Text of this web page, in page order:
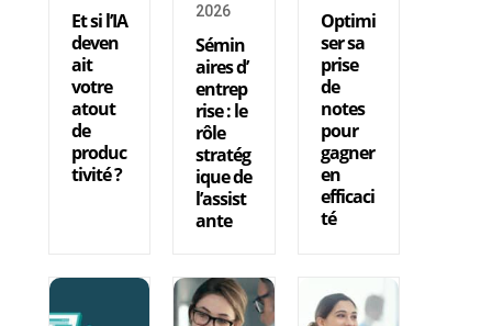
Et si l’IA
deven
ait
votre
atout
de
produc
tivité ?
2026
Sémin
aires d’
entrep
rise : le
rôle
stratég
ique de
l’assist
ante
Optimi
ser sa
prise
de
notes
pour
gagner
en
efficaci
té